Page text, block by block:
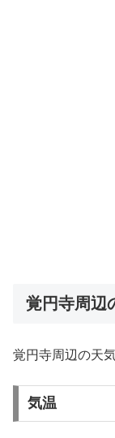
覚円寺周辺
覚円寺周辺の天
気温